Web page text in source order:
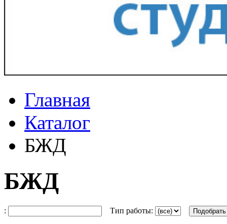
Главная
Каталог
БЖД
БЖД
: Тип работы: